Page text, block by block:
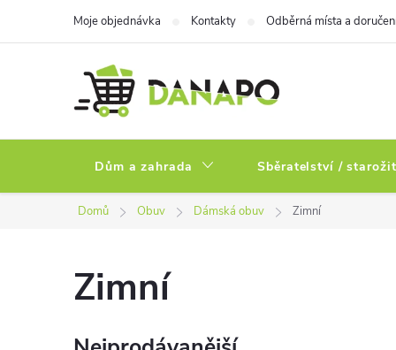
Moje objednávka Kontakty Odběrná místa a
Dům a zahrada Sběratelství /
Domů Obuv Dámská obuv Zimní
Zimní